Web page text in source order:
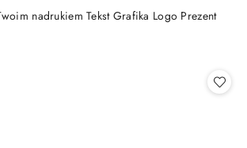
nadrukiem Tekst Grafika Logo Prezent